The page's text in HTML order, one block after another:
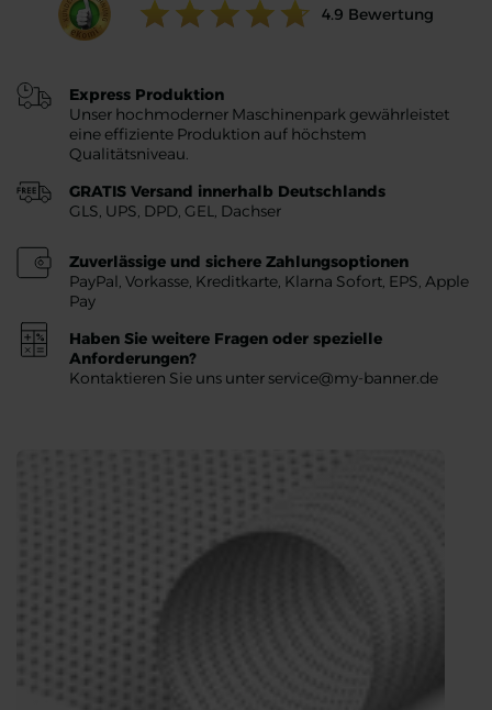
Ratings value:
4.9 Bewertung
Express Produktion
Unser hochmoderner Maschinenpark gewährleistet
eine effiziente Produktion auf höchstem
Qualitätsniveau.
GRATIS Versand innerhalb Deutschlands
GLS, UPS, DPD, GEL, Dachser
Zuverlässige und sichere Zahlungsoptionen
PayPal, Vorkasse, Kreditkarte, Klarna Sofort, EPS, Apple
Pay
Haben Sie weitere Fragen oder spezielle
Anforderungen?
Kontaktieren Sie uns unter service@my-banner.de